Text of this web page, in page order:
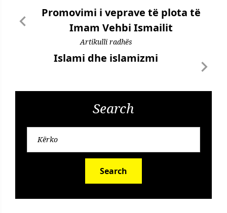
Promovimi i veprave të plota të
Imam Vehbi Ismailit
Artikulli radhës
Islami dhe islamizmi
Search
Search